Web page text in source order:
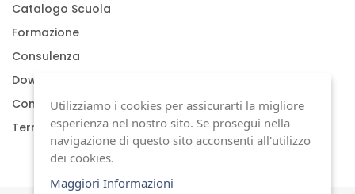
Catalogo Scuola
Formazione
Consulenza
Download documenti
Condizioni generali
Termini di garanzia
Utilizziamo i cookies per assicurarti la migliore
esperienza nel nostro sito. Se prosegui nella
navigazione di questo sito acconsenti all'utilizzo
dei cookies.
Maggiori Informazioni